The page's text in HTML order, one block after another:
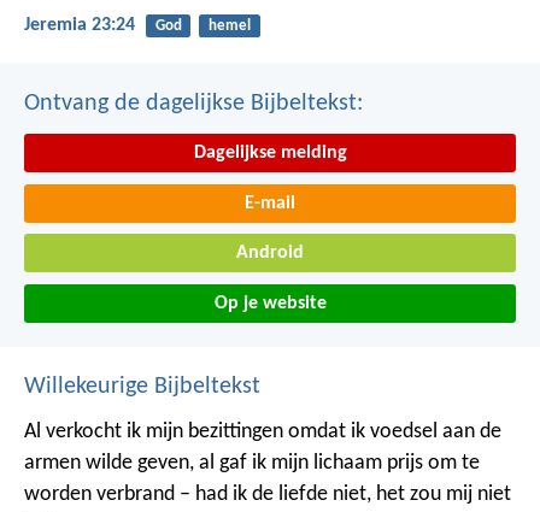
Jeremia 23:24 God hemel
Ontvang de dagelijkse Bijbeltekst:
Dagelijkse melding
E-mail
Android
Op je website
Willekeurige Bijbeltekst
Al verkocht ik mijn bezittingen omdat ik voedsel aan de
armen wilde geven, al gaf ik mijn lichaam prijs om te
worden verbrand – had ik de liefde niet, het zou mij niet